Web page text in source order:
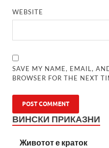
WEBSITE
SAVE MY NAME, EMAIL,
BROWSER FOR THE NEXT
ВИНСКИ ПРИКАЗНИ
Животот е краток